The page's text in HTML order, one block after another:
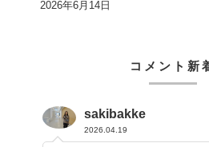
2026年6月14日
コメント新
sakibakke
2026.04.19